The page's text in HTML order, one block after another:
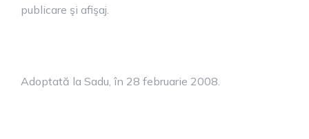
publicare şi afişaj.
Adoptată la Sadu, în 28 februarie 2008.